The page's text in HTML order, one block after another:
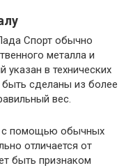
Спорт обычно
металла и
в технических
быть сделаны из более
вес.
с помощью обычных
отличается от
быть признаком